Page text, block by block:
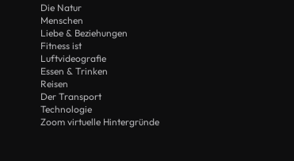
Die Natur
Menschen
Liebe & Beziehungen
Fitness ist
Luftvideografie
Essen & Trinken
Reisen
Der Transport
Technologie
Zoom virtuelle Hintergründe